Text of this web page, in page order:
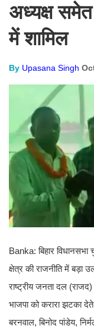
अध्यक्ष समेत
में शामिल
By Upasana Singh
Banka: बिहार
क्षेत्र की राजनीति में
राष्ट्रीय जनता दल
भाजपा को करारा झटका
बरनवाल, बिनोद पांडेय,